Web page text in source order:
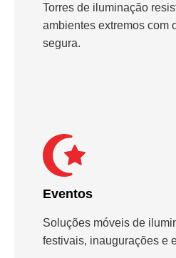
Torres de iluminação
ambientes extremos com
segura.
Eventos
Soluções móveis de
festivais, inaugurações e